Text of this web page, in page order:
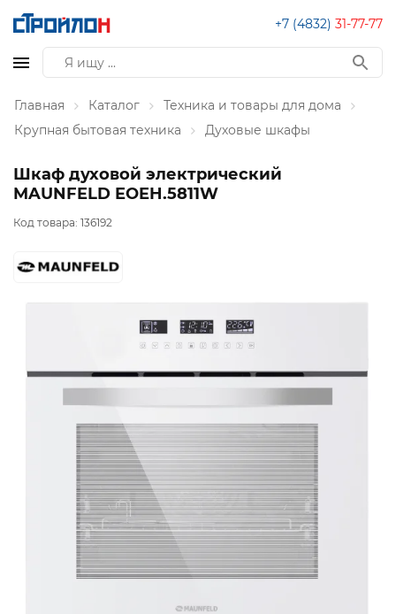
+7 (4832) 31-77-77
Главная Каталог
Техника и товары для дома
Крупная бытовая техника
Духовые шкафы
Шкаф духовой электрический
MAUNFELD EOEH.5811W
Код товара: 136192